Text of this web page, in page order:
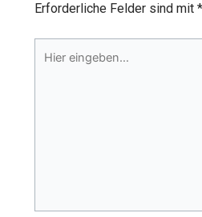
Erforderliche Felder sind mit *